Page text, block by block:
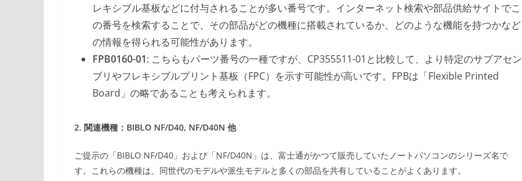
レキシブル基板などに付与されることが多い番号です。インターネット検索や部品供給サイトでこ
の番号を検索することで、その部品がどの機種に搭載されているか、どのような機能を持つかなど
の情報を得られる可能性があります。
FPB0160-01: こちらもパーツ番号の一種ですが、CP355511-01と比較して、より特定のサブアセン
ブリやフレキシブルプリント基板（FPC）を示す可能性が高いです。FPBは「Flexible Printed
Board」の略であることも考えられます。
2. 関連機種：BIBLO NF/D40, NF/D40N 他
ご提示の「BIBLO NF/D40」および「NF/D40N」は、富士通がかつて販売していたノートパソコンのシリーズ名で
す。これらの機種は、同世代のモデルや派生モデルと多くの部品を共有していることがよくあります。